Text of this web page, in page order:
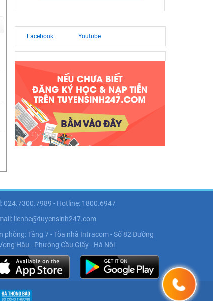
Facebook Youtube
024.7300.7989 - Hotline: 1800.6947
lienhe@tuyensinh247.com
phòng: Tầng 7 - Tòa nhà Intracom - Số 82 Đường
Hậu - Phường Cầu Giấy - Hà Nội